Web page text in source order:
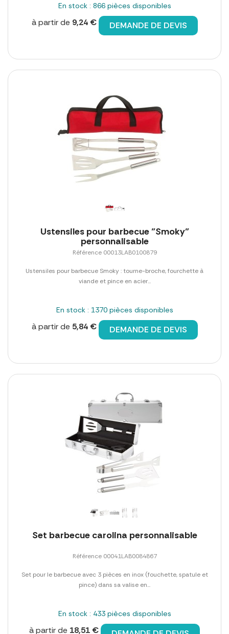
En stock : 866 pièces disponibles
à partir de 9,24 € DEMANDE DE DEVIS
Ustensiles pour barbecue "Smoky"
personnalisable
Référence 00013LAB0100879
Ustensiles pour barbecue Smoky : tourne-broche, fourchette à
viande et pince en acier...
En stock : 1370 pièces disponibles
à partir de 5,84 € DEMANDE DE DEVIS
Set barbecue carolina personnalisable
Référence 00041LAB0084867
Set pour le barbecue avec 3 pièces en inox (fouchette, spatule et
pince) dans sa valise en...
En stock : 433 pièces disponibles
à partir de 18,51 €